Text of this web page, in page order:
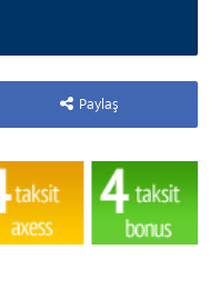
Paylaş